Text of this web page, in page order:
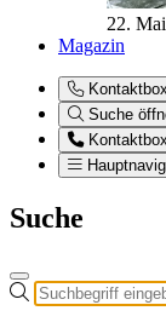
22.
Magazin
Suche
Suche